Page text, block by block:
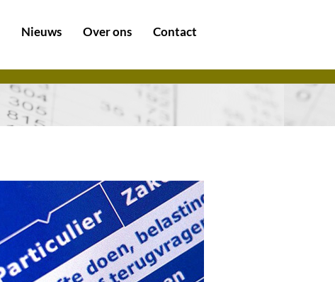
Nieuws Over ons Contact